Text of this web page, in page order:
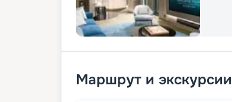
Маршрут и экскурсии